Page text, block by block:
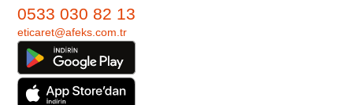
0533 030 82 13
eticaret@afeks.com.tr